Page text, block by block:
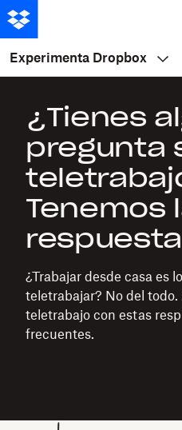
Experimenta Dropbox
¿Tienes
pregunta
Tenemos
respuesta
¿Trabajar desde casa es
teletrabajar? No del todo.
teletrabajo con estas
frecuentes.